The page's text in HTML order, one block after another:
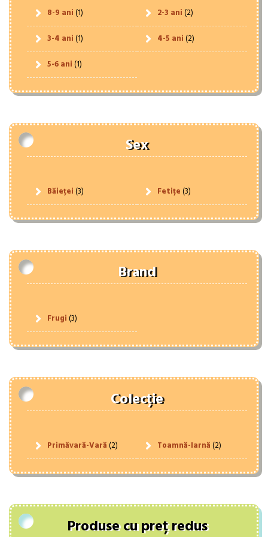
8-9 ani(1) 2-3 ani(2)
3-4 ani(1) 4-5 ani(2)
5-6 ani(1)
Sex
Băieței(3) Fetițe(3)
Brand
Frugi(3)
Colecție
Primăvară-Vară(2) Toamnă-Iarnă(2)
Produse cu preț redus